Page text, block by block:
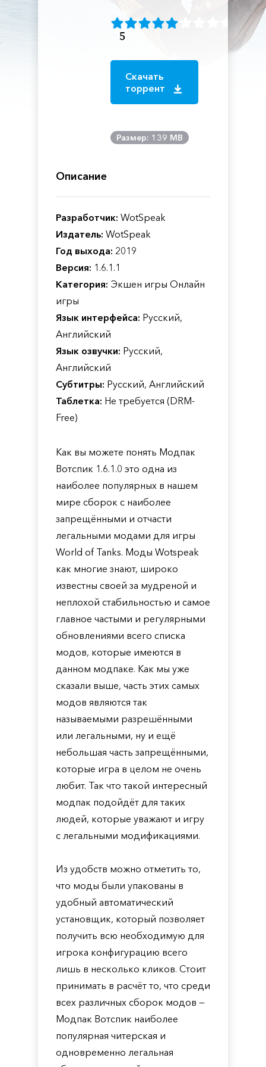
5
Скачать
торрент
Размер: 139 MB
Описание
Разработчик: WotSpeak
Издатель: WotSpeak
Год выхода: 2019
Версия: 1.6.1.1
Категория: Экшен игры Онлайн
игры
Язык интерфейса: Русский,
Английский
Язык озвучки: Русский,
Английский
Субтитры: Русский, Английский
Таблетка: Не требуется (DRM-
Free)
Как вы можете понять Модпак
Вотспик 1.6.1.0 это одна из
наиболее популярных в нашем
мире сборок с наиболее
запрещёнными и отчасти
легальными модами для игры
World of Tanks. Моды Wotspeak
как многие знают, широко
известны своей за мудреной и
неплохой стабильностью и самое
главное частыми и регулярными
обновлениями всего списка
модов, которые имеются в
данном модпаке. Как мы уже
сказали выше, часть этих самых
модов являются так
называемыми разрешёнными
или легальными, ну и ещё
небольшая часть запрещёнными,
которые игра в целом не очень
любит. Так что такой интересный
модпак подойдёт для таких
людей, которые уважают и игру
с легальными модификациями.
Из удобств можно отметить то,
что моды были упакованы в
удобный автоматический
установщик, который позволяет
получить всю необходимую для
игрока конфигурацию всего
лишь в несколько кликов. Стоит
принимать в расчёт то, что среди
всех различных сборок модов —
Модпак Вотспик наиболее
популярная читерская и
одновременно легальная